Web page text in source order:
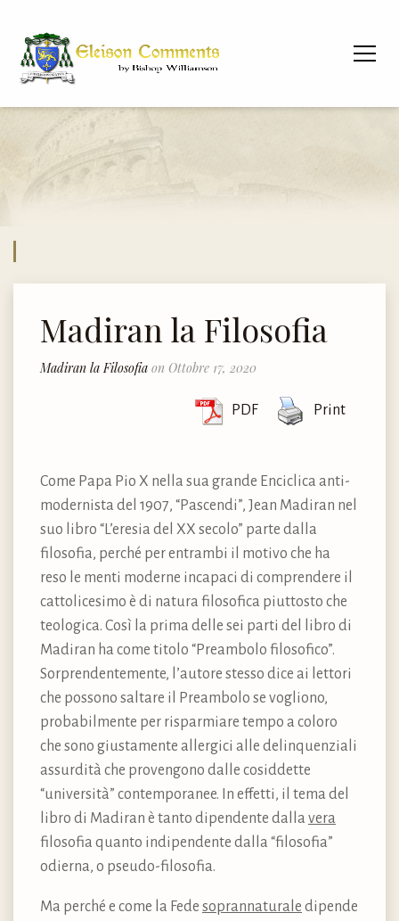
Madiran la Filosofia
Madiran la Filosofia on Ottobre 17, 2020
PDF Print
Come Papa Pio X nella sua grande Enciclica anti-
modernista del 1907, “Pascendi”, Jean Madiran nel
suo libro “L’eresia del XX secolo” parte dalla
filosofia, perché per entrambi il motivo che ha
reso le menti moderne incapaci di comprendere il
cattolicesimo è di natura filosofica piuttosto che
teologica. Così la prima delle sei parti del libro di
Madiran ha come titolo “Preambolo filosofico”.
Sorprendentemente, l’autore stesso dice ai lettori
che possono saltare il Preambolo se vogliono,
probabilmente per risparmiare tempo a coloro
che sono giustamente allergici alle delinquenziali
assurdità che provengono dalle cosiddette
“università” contemporanee. In effetti, il tema del
libro di Madiran è tanto dipendente dalla vera
filosofia quanto indipendente dalla “filosofia”
odierna, o pseudo-filosofia.
Ma perché e come la Fede soprannaturale dipende